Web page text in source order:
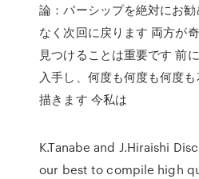
論：パーシップを絶対にお
なく次回に戻ります 両方が
見つけることは重要です 前
入手し、何度も何度も何度
描きます 今私は
K.Tanabe and J.Hiraishi
our best to compile high